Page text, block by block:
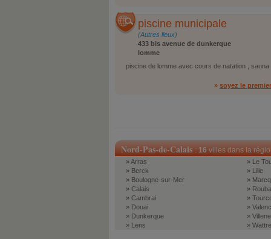
piscine municipale
(Autres lieux)
433 bis avenue de dunkerque
lomme
piscine de lomme avec cours de natation , sauna
» soyez le
Nord-Pas-de-Calais:16villes dans la
» Arras
» Berck
» Boulogne-sur-Mer
» Calais
» Cambrai
» Douai
» Dunkerque
» Lens
» Le
» Lille
»
»
»
»
»
»